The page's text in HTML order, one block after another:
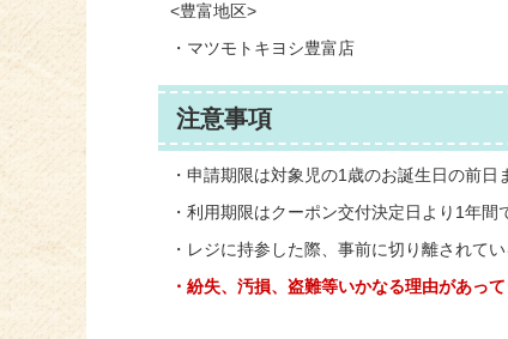
<豊富地区>
・マツモトキヨシ豊富店
注意事項
・申請期限は対象児の1歳のお誕生日の前日
・利用期限はクーポン交付決定日より1年間
・レジに持参した際、事前に切り離されて
・紛失、汚損、盗難等いかなる理由があっ